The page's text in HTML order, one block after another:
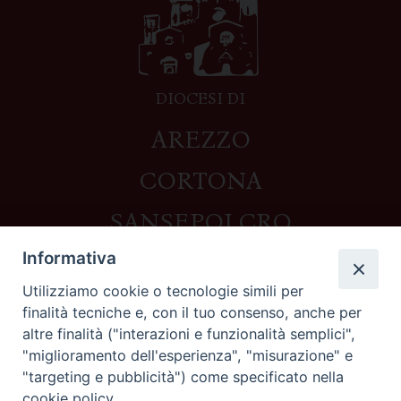
DIOCESI DI
AREZZO
CORTONA
SANSEPOLCRO
Contatti
Piazza del Duomo,1 - 52100 Arezzo
segreteria@diocesi.arezzo.it
Informativa privacy
Informativa
Utilizziamo cookie o tecnologie simili per
finalità tecniche e, con il tuo consenso, anche per
altre finalità ("interazioni e funzionalità semplici",
"miglioramento dell'esperienza", "misurazione" e
"targeting e pubblicità") come specificato nella